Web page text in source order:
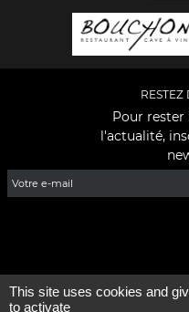
RESTEZ
Pour
l'actualité,
This site uses cookies and
to activate